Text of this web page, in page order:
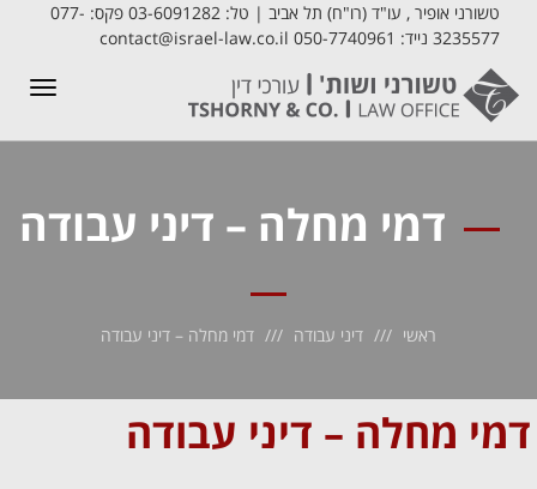
טשורני אופיר , עו"ד (רו"ח) תל אביב | טל: 03-6091282 פקס: 077-
3235577 נייד: 050-7740961 contact@israel-law.co.il
דמי מחלה – דיני עבודה
ראשי דיני עבודה דמי מחלה – דיני עבודה
דמי מחלה – דיני עבודה